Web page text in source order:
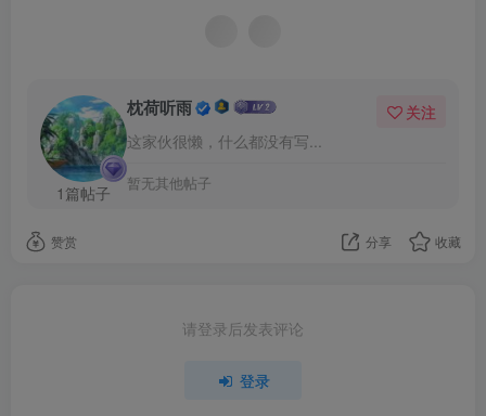
1篇帖子
枕荷听雨
这家伙很懒，什么都没有写...
关注
暂无其他帖子
赞赏 分享 收藏
请登录后发表评论
登录